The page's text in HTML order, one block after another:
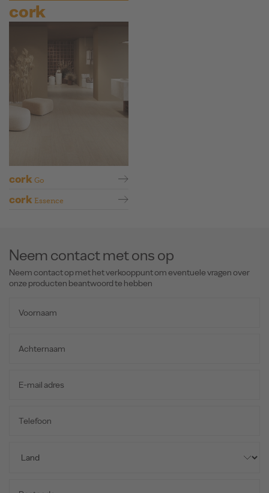
cork
cork Go
cork Essence
Neem contact met ons op
Neem contact op met het verkooppunt om eventuele vragen over
onze producten beantwoord te hebben